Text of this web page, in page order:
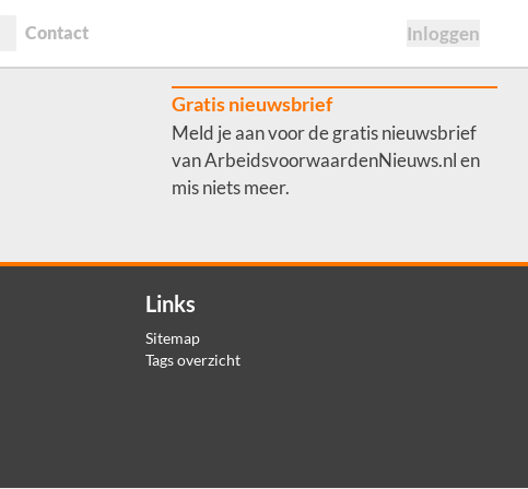
Contact Inloggen
Gratis nieuwsbrief
Meld je aan voor de gratis nieuwsbrief
van ArbeidsvoorwaardenNieuws.nl en
mis niets meer.
Links
Sitemap
Tags overzicht